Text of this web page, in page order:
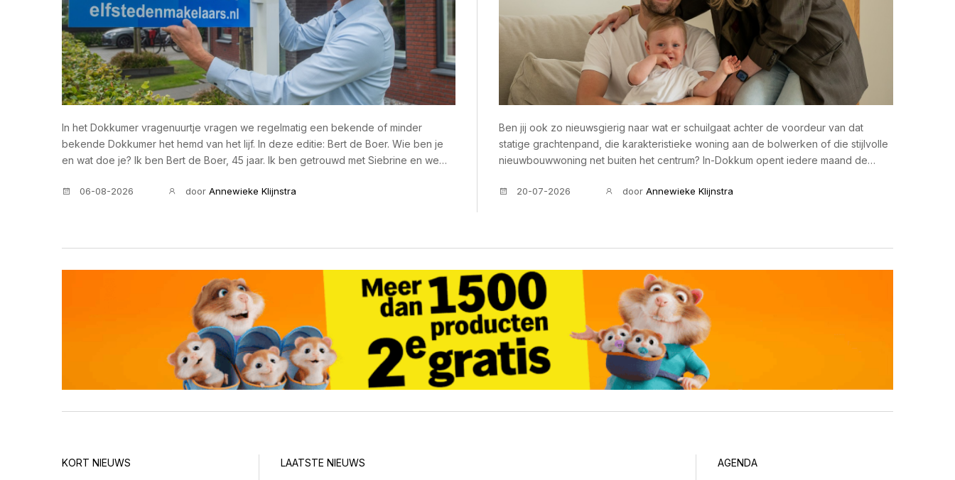
In het Dokkumer vragenuurtje vragen we regelmatig een bekende of minder
bekende Dokkumer het hemd van het lijf. In deze editie: Bert de Boer. Wie ben je
en wat doe je? Ik ben Bert de Boer, 45 jaar. Ik ben getrouwd met Siebrine en we
beroep en mede-eigenaar van Elfsteden Makelaars. Onze kantoren bevinden zich
Daarna iets leuks doen met mijn gezin, zoals een hapje eten of een terrasje
pakken. Zo zou een ideale dag er voor mij uitzien. Lekker een beetje actief zijn en
het liefst buiten. Ik ben niet zo’n stilzitter. Het mooiste plekje van Dokkum is? De
Bolwerken met het water eromheen, dat vind ik écht Dokkum. Daar heb je
prachtige uitzichten, op welk gedeelte je ook maar staat. Dat is altijd een mooi
blokje om even te wandelen. Wat mist Dokkum volgens jou nog? Ik mis eigenlijk
niks. Dokkum is een mooie, compacte stad en heeft alle faciliteiten die je, in mijn
ogen, nodig hebt. Scholen voor de kinderen, sportfaciliteiten, noem maar op. Wat
Dan zou ik willen reizen met mijn gezin. Andere landen bekijken en er echt even
wat langer op uit kunnen dan de gebruikelijke twee weken. Ik ben zelf een keer in
06-08-2026 door Annewieke Klijnstra
Ben jij ook zo nieuwsgierig naar wat er schuilgaat achter de voordeur van dat
statige grachtenpand, die karakteristieke woning aan de bolwerken of die stijlvolle
nieuwbouwwoning net buiten het centrum? In-Dokkum opent iedere maand de
verrassende woonideeën en persoonlijke verhalen van de bewoners. Laat je
Waarom zijn jullie op dit huis gevallen? Klaas woonde al in het huis toen ik erbij
introk. Klaas viel destijds op de locatie, in de binnenstad en de ruimte in de woning.
Ik viel voor dit huis door de authentieke elementen, de grote ramen, het licht en het
hoge plafond. Wat maakt dat het hier zo fijn wonen is? We wonen tussen het
bolwerk en de binnenstad, met een minuut lopen staan we in de Hoogstraat. Maar
tegelijkertijd ervaren we veel rust in huis. Zodra de voordeur dicht gaat heb je
totaal niet het idee dat je in de binnenstad bent. De combinatie van de reuring, maar
ook de rust die Dokkum ook heeft en het prachtige bolwerk, is voor ons heel fijn
benedenverdieping van A tot Z aangepakt. Zowel de badkamer, keuken, hal en
toilet zijn compleet gerenoveerd. De hele benedenverdieping is gestuct. En toen
20-07-2026 door Annewieke Klijnstra
KORT NIEUWS LAATSTE NIEUWS AGENDA